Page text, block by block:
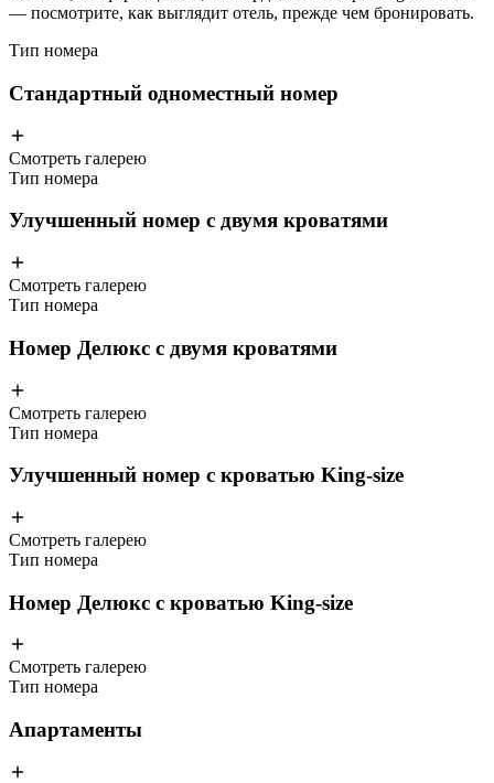
— посмотрите, как выглядит отель, прежде чем бронировать.
Тип номера
Стандартный одноместный номер
Смотреть галерею
Тип номера
Улучшенный номер с двумя кроватями
Смотреть галерею
Тип номера
Номер Делюкс с двумя кроватями
Смотреть галерею
Тип номера
Улучшенный номер с кроватью King-size
Смотреть галерею
Тип номера
Номер Делюкс с кроватью King-size
Смотреть галерею
Тип номера
Апартаменты